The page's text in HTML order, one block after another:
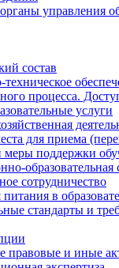
управления
состав
процесса.
услуги
для приема
меры поддержки
образовательная
сотрудничество
в
стандарты и
правовые и иные